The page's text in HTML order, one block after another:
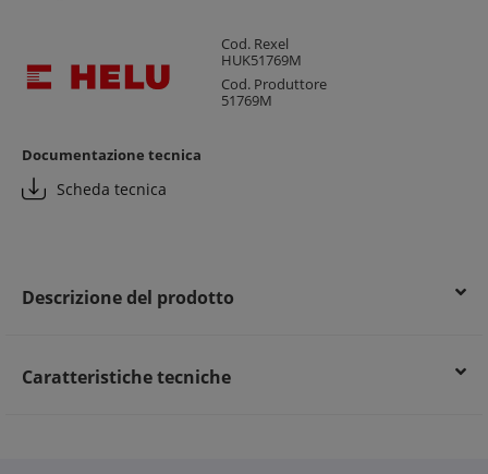
Cod. Rexel
HUK51769M
Cod. Produttore
51769M
Documentazione tecnica
Scheda tecnica
Descrizione del prodotto
Caratteristiche tecniche